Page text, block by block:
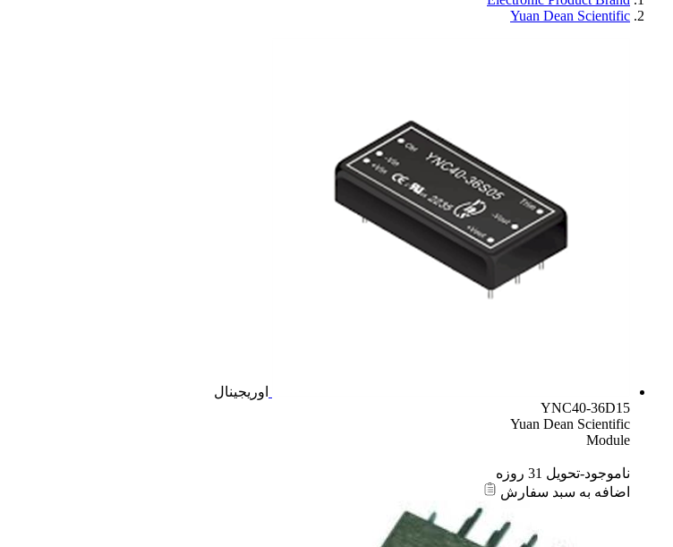
Yuan Dean Scientific
اوریجینال
YNC40-36D15
Yuan Dean Scientific
Module
ناموجود-تحویل 31 روزه
اضافه به سبد سفارش